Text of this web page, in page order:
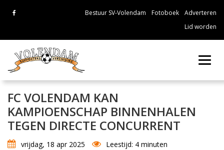
Bestuur SV-Volendam Fotoboek
Adverteren
Lid worden
FC VOLENDAM KAN
KAMPIOENSCHAP BINNENHALEN
TEGEN DIRECTE CONCURRENT
vrijdag, 18 apr 2025
Leestijd: 4 minuten